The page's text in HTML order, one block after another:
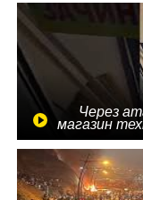
Через
магазин